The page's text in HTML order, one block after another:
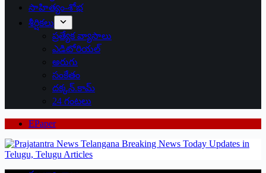
సాహిత్యం-శోభ
శీర్షికలు
ప్రత్యేక వ్యాసాలు
ఎడిటోరియల్
అరుగు
సంకేతం
దక్కన్.కామ్
24 గంటలు
EPaper